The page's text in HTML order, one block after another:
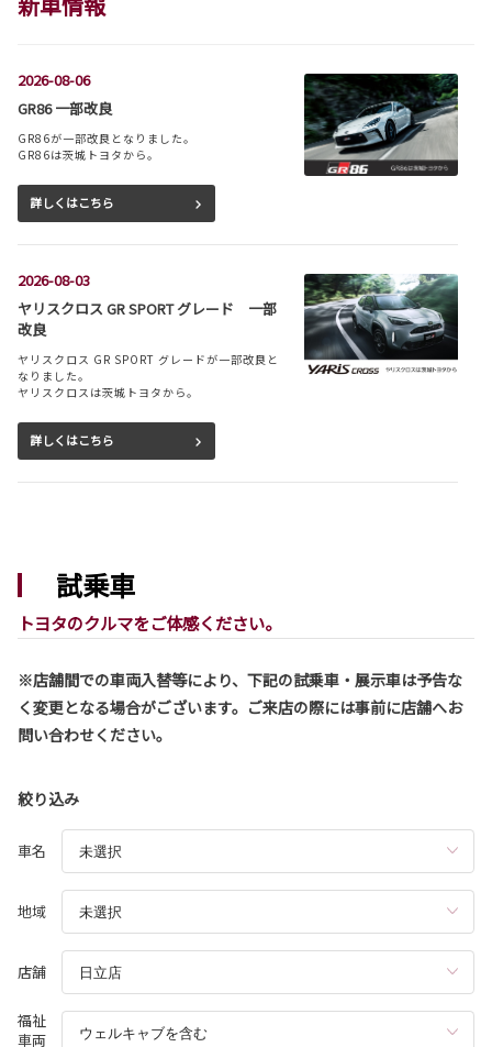
2026-08-06
GR86 一部改良
GR86が一部改良となりました。
GR86は茨城トヨタから。
詳しくはこちら
2026-08-03
ヤリスクロス GR SPORT グレード 一部
改良
ヤリスクロス GR SPORT グレードが一部改良と
なりました。
ヤリスクロスは茨城トヨタから。
詳しくはこちら
シエンタが一部改良となりました。
シエンタは茨城トヨタから。
詳しくはこちら
2026-08-03
ハリアー 一部改良
ハリアーは茨城トヨタから。
2026-07-29
コースター 一部改良
コースターが一部改良となりました。
コースターは茨城トヨタから。
詳しくはこちら
試乗車
トヨタのクルマをご体感ください。
※店舗間での車両入替等により、下記の試乗車・展示車は予告な
く変更となる場合がございます。ご来店の際には事前に店舗へお
問い合わせください。
絞り込み
車名
地域
店舗
福祉
車両